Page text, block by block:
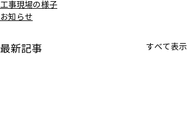
工事現場の様子
お知らせ
最新記事 すべて表示